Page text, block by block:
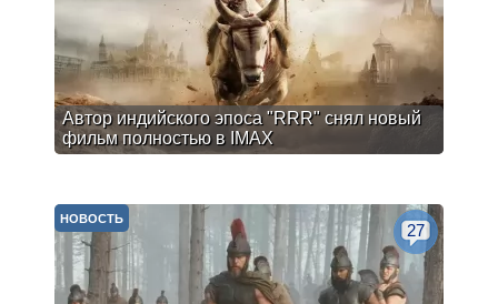
Автор индийского эпоса "RRR" снял новый
фильм полностью в IMAX
НОВОСТЬ
27